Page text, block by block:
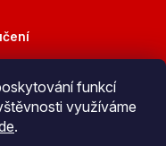
funkcí
využíváme
.